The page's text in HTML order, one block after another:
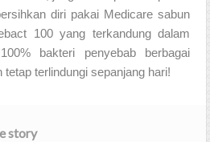
diri pakai Medicare sabun
100 yang terkandung dalam
bakteri penyebab berbagai
terlindungi sepanjang hari!
story